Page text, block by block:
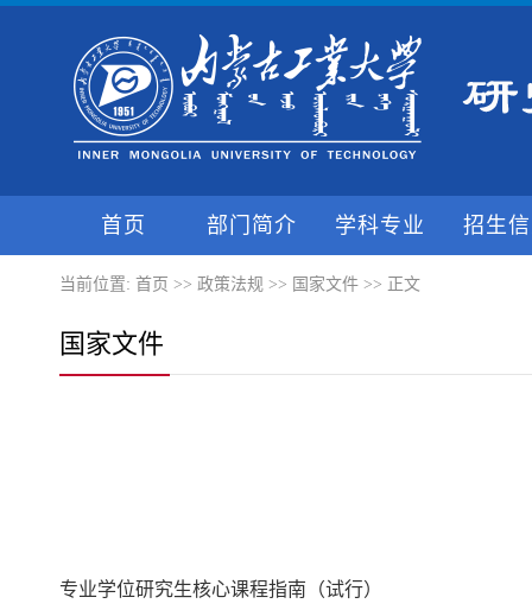
首页 部门简介 学科专业 招生
当前位置: 首页 >> 政策法规 >> 国家文件 >> 正文
国家文件
专业学位研究生核心课程指南（试行）